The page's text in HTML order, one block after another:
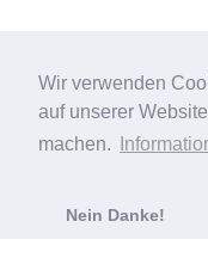
Wir verwenden
auf unserer
machen.
Nein Danke!